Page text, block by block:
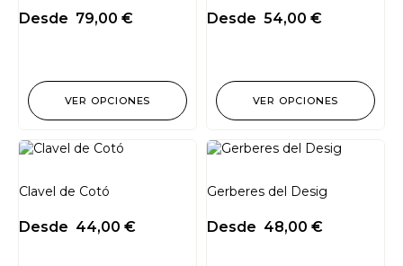
Desde 79,00 €
VER OPCIONES
Desde 54,00 €
VER OPCIONES
Clavel de Cotó
Desde 44,00 €
Gerberes del Desig
Desde 48,00 €